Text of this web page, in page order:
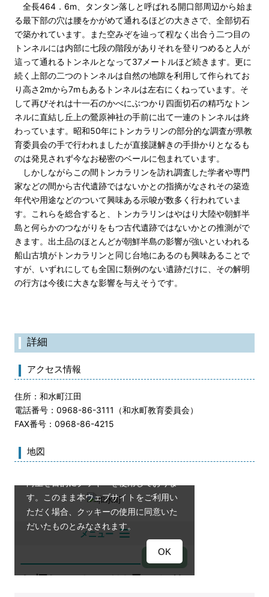
全長464．6m、タンタン落しと呼ばれる開口部周辺から始ま
る最下部の穴は腰をかがめて通れるほどの大きさで、全部切石
で築かれています。また空みぞを辿って程なく出合う二つ目の
トンネルには内部に七段の階段がありそれを登りつめると人が
這って通れるトンネルとなって37メートルほど続きます。更に
続く上部の二つのトンネルは自然の地隙を利用して作られてお
り高さ2mから7mもあるトンネルは左右にくねっています。そ
して再びそれは十一石のかべにぶつかり四面切石の精巧なトン
ネルに直結し丘上の鶯原神社の手前に出て一連のトンネルは終
わっています。昭和50年にトンカラリンの部分的な調査が県教
育委員会の手で行われましたが直接謎解きの手掛かりとなるも
のは発見されず今なお秘密のベールに包まれています。
しかしながらこの間トンカラリンを訪れ調査した学者や専門
家などの間から古代遺跡ではないかとの指摘がなされその築造
年代や用途などのついて興味ある示唆が数多く行われていま
す。これらを総合すると、トンカラリンはやはり大陸や朝鮮半
島と何らかのつながりをもつ古代遺跡ではないかとの推測がで
きます。出土品のほとんどが朝鮮半島の影響が強いといわれる
船山古墳がトンカラリンと同じ台地にあるのも興味あることで
すが、いずれにしても全国に類例のない遺跡だけに、その解明
の行方は今後に大きな影響を与えそうです。
詳細
アクセス情報
住所：和水町江田
電話番号：0968-86-3111（和水町教育委員会）
FAX番号：0968-86-4215
地図